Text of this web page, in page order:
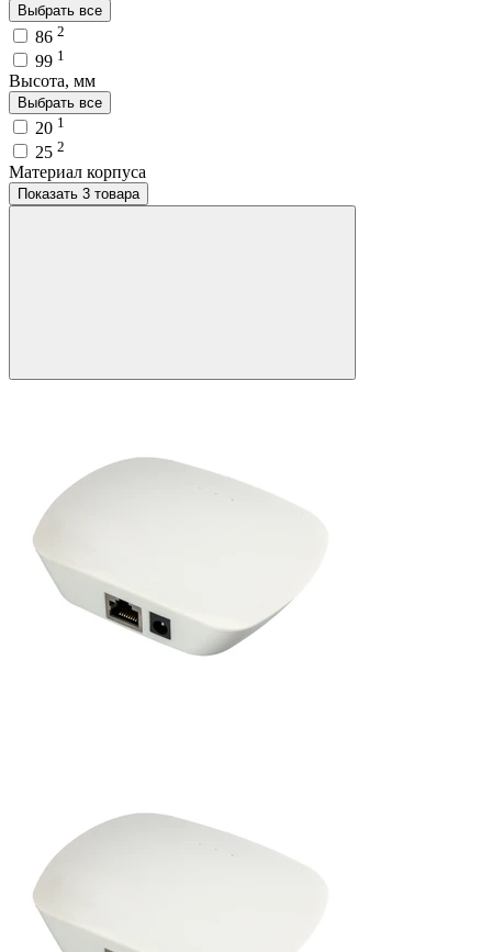
Выбрать все
86 2
99 1
Высота, мм
Выбрать все
20 1
25 2
Материал корпуса
Показать 3 товара